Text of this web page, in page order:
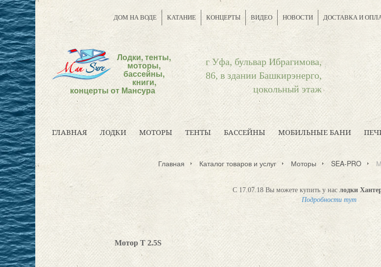
ДОМ НА ВОДЕ КАТАНИЕ КОНЦЕРТЫ ВИДЕО НОВОСТИ ДОСТАВКА И
Лодки, тенты,
моторы,
бассейны,
книги,
концерты от Мансура
г Уфа, бульвар Ибрагимова,
86, в здании Башкирэнерго,
цокольный этаж
ГЛАВНАЯ ЛОДКИ МОТОРЫ ТЕНТЫ БАССЕЙНЫ МОБИЛЬНЫЕ БАНИ
Главная Каталог товаров и услуг Моторы SEA-PRO
С 17.07.18 Вы можете купить у нас лодки
Подробности тут
Мотор Т 2.5S